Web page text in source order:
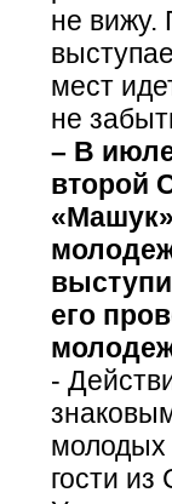
не вижу.
мест
не
– В
второй
его
-
молодых
гости